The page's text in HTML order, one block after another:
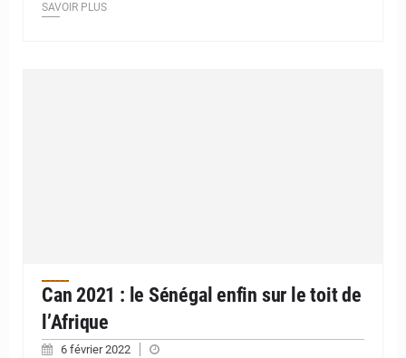
SAVOIR PLUS
Can 2021 : le Sénégal enfin sur le toit de
l’Afrique
6 février 2022